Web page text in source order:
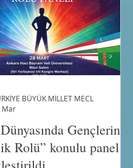
girişimi üzerine 15
tarihinde “Türk
Manevî Başkenti” Türki
Gençlerin
Rolü” konulu panel
BÜYÜK MİLLET MECL
Mar